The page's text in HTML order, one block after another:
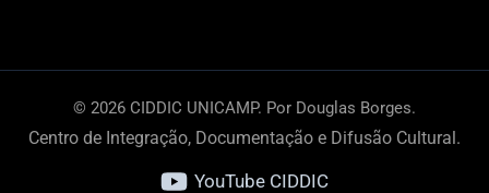
© 2026 CIDDIC UNICAMP. Por Douglas Borges.
Centro de Integração, Documentação e Difusão Cultural.
YouTube CIDDIC